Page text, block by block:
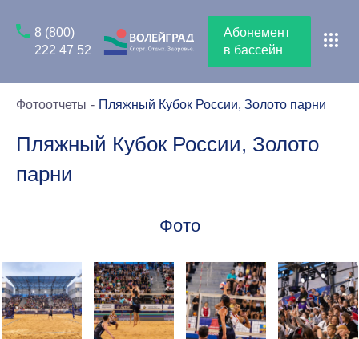
8 (800)
222 47 52
Абонемент
в бассейн
Фотоотчеты Пляжный Кубок России, Золото парни
Пляжный Кубок России, Золото
парни
Фото